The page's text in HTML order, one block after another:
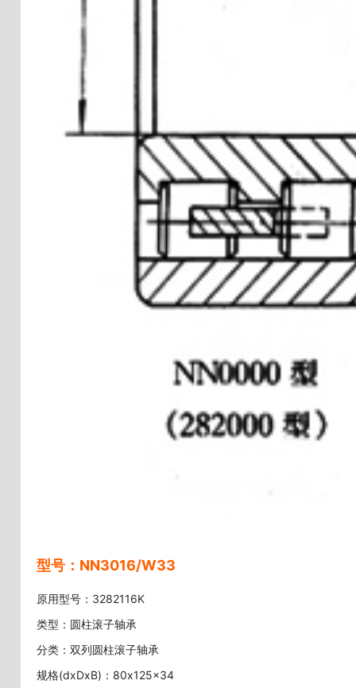
型号：NN3016/W33
原用型号：3282116K
类型：圆柱滚子轴承
分类：双列圆柱滚子轴承
规格(dxDxB)：80x125x34